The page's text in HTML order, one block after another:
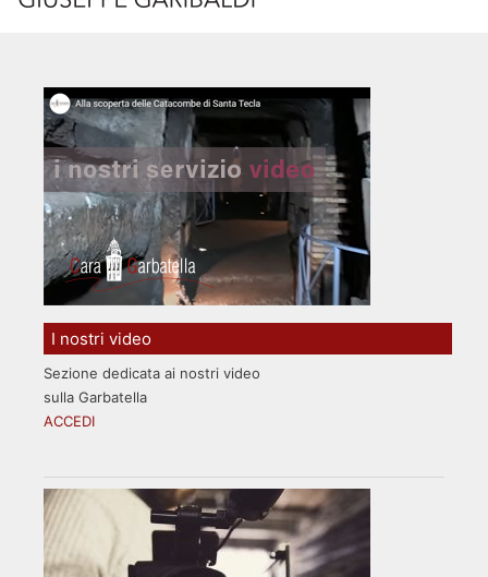
I nostri video
Sezione dedicata ai nostri video
sulla Garbatella
ACCEDI